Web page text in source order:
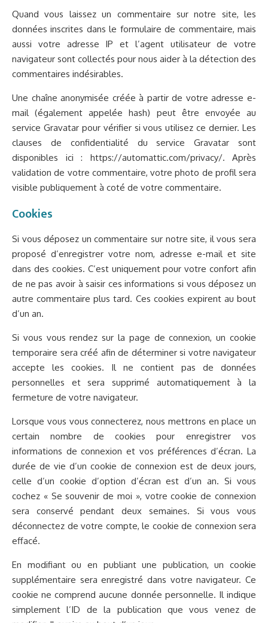
Quand vous laissez un commentaire sur notre site, les
données inscrites dans le formulaire de commentaire, mais
aussi votre adresse IP et l’agent utilisateur de votre
navigateur sont collectés pour nous aider à la détection des
commentaires indésirables.
Une chaîne anonymisée créée à partir de votre adresse e-
mail (également appelée hash) peut être envoyée au
service Gravatar pour vérifier si vous utilisez ce dernier. Les
clauses de confidentialité du service Gravatar sont
disponibles ici : https://automattic.com/privacy/. Après
validation de votre commentaire, votre photo de profil sera
visible publiquement à coté de votre commentaire.
Cookies
Si vous déposez un commentaire sur notre site, il vous sera
proposé d’enregistrer votre nom, adresse e-mail et site
dans des cookies. C’est uniquement pour votre confort afin
de ne pas avoir à saisir ces informations si vous déposez un
autre commentaire plus tard. Ces cookies expirent au bout
d’un an.
Si vous vous rendez sur la page de connexion, un cookie
temporaire sera créé afin de déterminer si votre navigateur
accepte les cookies. Il ne contient pas de données
personnelles et sera supprimé automatiquement à la
fermeture de votre navigateur.
Lorsque vous vous connecterez, nous mettrons en place un
certain nombre de cookies pour enregistrer vos
informations de connexion et vos préférences d’écran. La
durée de vie d’un cookie de connexion est de deux jours,
celle d’un cookie d’option d’écran est d’un an. Si vous
cochez « Se souvenir de moi », votre cookie de connexion
sera conservé pendant deux semaines. Si vous vous
déconnectez de votre compte, le cookie de connexion sera
effacé.
En modifiant ou en publiant une publication, un cookie
supplémentaire sera enregistré dans votre navigateur. Ce
cookie ne comprend aucune donnée personnelle. Il indique
simplement l’ID de la publication que vous venez de